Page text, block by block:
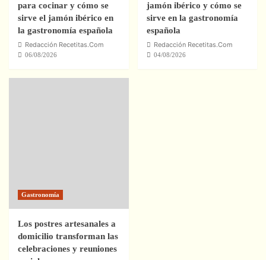
para cocinar y cómo se
sirve el jamón ibérico en
la gastronomía española
Redacción Recetitas.Com
06/08/2026
jamón ibérico y cómo se
sirve en la gastronomía
española
Redacción Recetitas.Com
04/08/2026
Gastronomía
Los postres artesanales a
domicilio transforman las
celebraciones y reuniones